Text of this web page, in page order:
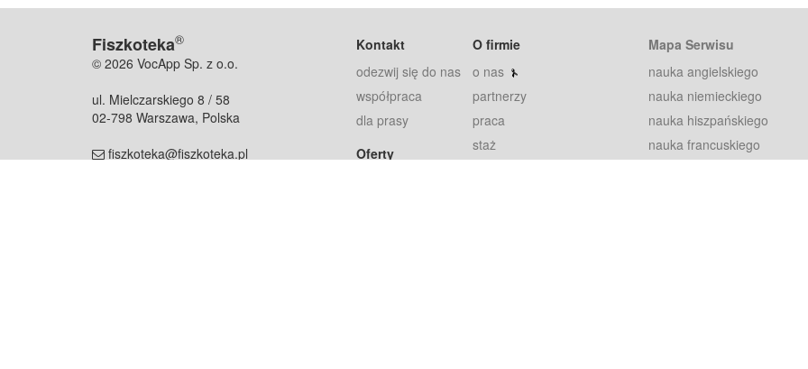
Fiszkoteka®
© 2026 VocApp Sp. z o.o.
ul. Mielczarskiego 8 / 58
02-798 Warszawa, Polska
fiszkoteka@fiszkoteka.pl
Kontakt
odezwij się do nas
współpraca
dla prasy
Oferty
O firmie
o nas
partnerzy
praca
staż
Mapa Serwisu
nauka angielskiego
nauka niemieckiego
nauka hiszpańskiego
nauka francuskiego